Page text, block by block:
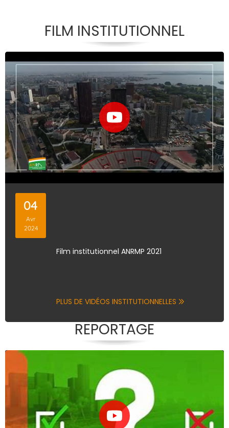
FILM INSTITUTIONNEL
Film institutionnel ANRMP 2021
04
Avr
2024
PLUS DE VIDÉOS INSTITUTIONNELLES
REPORTAGE